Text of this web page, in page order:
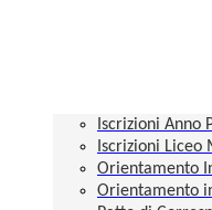
Iscrizioni Anno
Iscrizioni Liceo
Orientamento
Orientamento